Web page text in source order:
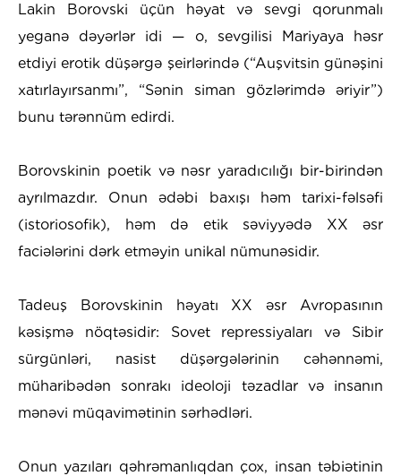
Lakin Borovski üçün həyat və sevgi qorunmalı
yeganə dəyərlər idi — o, sevgilisi Mariyaya həsr
etdiyi erotik düşərgə şeirlərində (“Auşvitsin günəşini
xatırlayırsanmı”, “Sənin siman gözlərimdə əriyir”)
bunu tərənnüm edirdi.
Borovskinin poetik və nəsr yaradıcılığı bir-birindən
ayrılmazdır. Onun ədəbi baxışı həm tarixi-fəlsəfi
(istoriosofik), həm də etik səviyyədə XX əsr
faciələrini dərk etməyin unikal nümunəsidir.
Tadeuş Borovskinin həyatı XX əsr Avropasının
kəsişmə nöqtəsidir: Sovet repressiyaları və Sibir
sürgünləri, nasist düşərgələrinin cəhənnəmi,
müharibədən sonrakı ideoloji təzadlar və insanın
mənəvi müqavimətinin sərhədləri.
Onun yazıları qəhrəmanlıqdan çox, insan təbiətinin